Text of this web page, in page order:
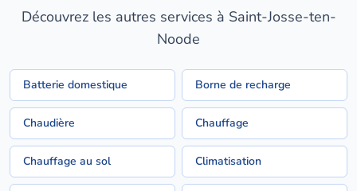
Découvrez les autres services à Saint-Josse-ten-
Noode
Batterie domestique Borne de recharge
Chaudière Chauffage
Chauffage au sol Climatisation